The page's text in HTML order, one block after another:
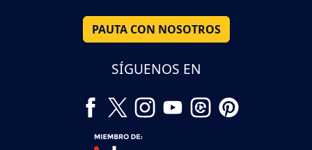
PAUTA CON NOSOTROS
SÍGUENOS EN